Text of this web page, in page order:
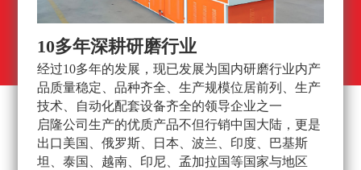
10多年深耕研磨行业
经过10多年的发展，现已发展为国内研磨行业内产
品质量稳定、品种齐全、生产规模位居前列、生产
技术、自动化配套设备齐全的领导企业之一
启隆公司生产的优质产品不但行销中国大陆，更是
出口美国、俄罗斯、日本、波兰、印度、巴基斯
坦、泰国、越南、印尼、孟加拉国等国家与地区
高